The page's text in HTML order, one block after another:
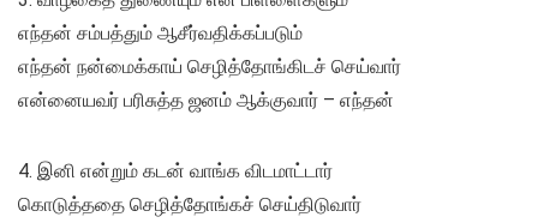
எந்தன் சம்பத்தும் ஆசீர்வதிக்கப்படும்
எந்தன் நன்மைக்காய் செழித்தோங்கிடச் செய்வார்
என்னையவர் பரிசுத்த ஜனம் ஆக்குவார் – எந்தன்
4. இனி என்றும் கடன் வாங்க விடமாட்டார்
கொடுத்ததை செழித்தோங்கச் செய்திடுவார்